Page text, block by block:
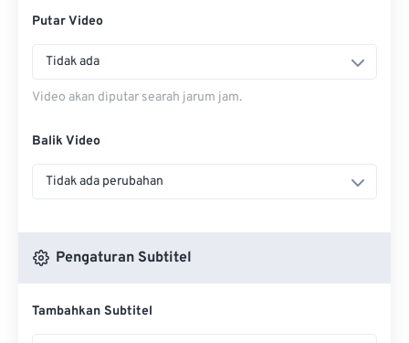
Putar Video
Tidak ada
Video akan diputar searah jarum jam.
Balik Video
Tidak ada perubahan
Pengaturan Subtitel
Tambahkan Subtitel